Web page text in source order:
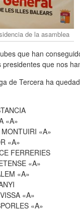
de la asamblea
que han
que nos
de Tercera ha
«A»
«A»
«A»
FERRERIES
«A»
«A»
«A»
«A»